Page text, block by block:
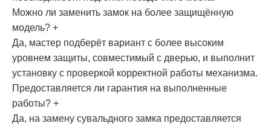
Можно ли заменить замок на более защищённую
модель? +
Да, мастер подберёт вариант с более высоким
уровнем защиты, совместимый с дверью, и выполнит
установку с проверкой корректной работы механизма.
Предоставляется ли гарантия на выполненные
работы? +
Да, на замену сувальдного замка предоставляется